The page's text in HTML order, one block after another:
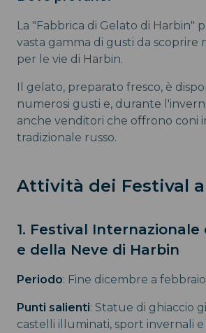
La "Fabbrica di Gelato di Harbin"
vasta gamma di gusti da scoprire
per le vie di Harbin.
Il gelato, preparato fresco, è
numerosi gusti e, durante
anche venditori che offrono coni
tradizionale russo.
Attività dei Festival
1. Festival Internazionale
e della Neve di Harbin
Periodo: Fine dicembre a febbraio
Punti salienti: Statue di ghiaccio
castelli illuminati, sport invernali